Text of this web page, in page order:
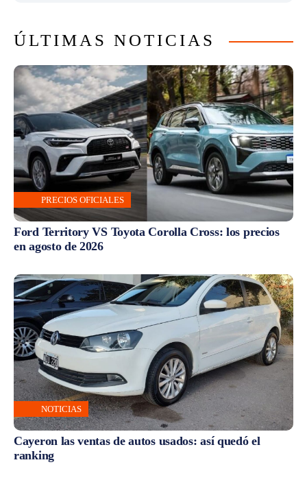
ÚLTIMAS NOTICIAS
PRECIOS OFICIALES
Ford Territory VS Toyota Corolla Cross: los precios
en agosto de 2026
NOTICIAS
Cayeron las ventas de autos usados: así quedó el
ranking